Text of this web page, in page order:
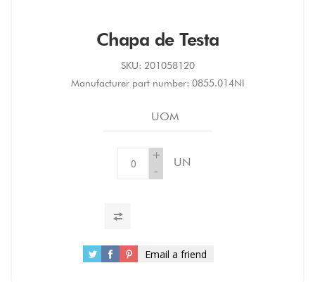
Chapa de Testa
SKU: 201058120
Manufacturer part number: 0855.014NI
UOM
+
-
UN
Email a friend